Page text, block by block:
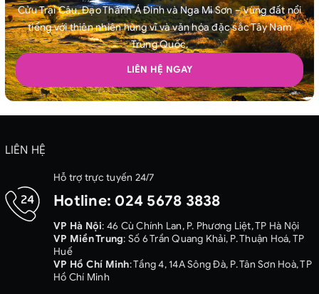
Cửu Trại Câu, Đạo Thành Á Đinh và Nga Mi Sơn – vùng đất nổi
tiếng với thiên nhiên hùng vĩ và văn hóa đặc sắc Tây Nam
Trung Quốc.
LIÊN HỆ NGAY
LIÊN HỆ
Hỗ trợ trực tuyến 24/7
Hotline: 024 5678 3838
VP Hà Nội: 46 Cù Chính Lan, P. Phương Liệt, TP Hà Nội
VP Miền Trung: Số 6 Trần Quang Khải, P. Thuận Hoá, TP
Huế
VP Hồ Chí Minh: Tầng 4, 14A Sông Đà, P. Tân Sơn Hoà, TP
Hồ Chí Minh